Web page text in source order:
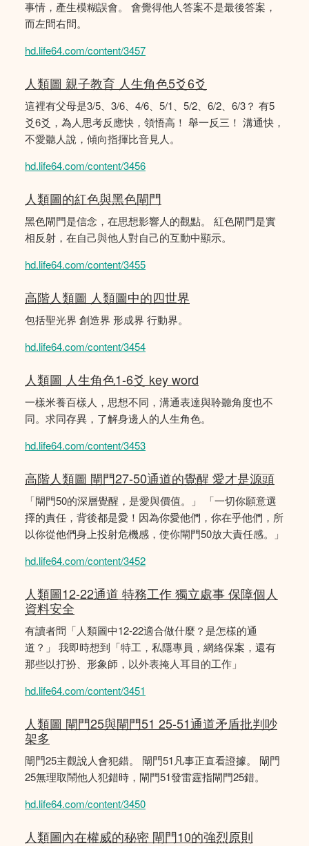
事情，產生模糊誤會。 會覺得他人答案不是最後答案，
而左問右問。
hd.life64.com/content/3457
人類圖 親子教育 人生角色5爻6爻
這裡有父母是3/5、3/6、4/6、5/1、5/2、6/2、6/3？ 有5
爻6爻，為人思考反應快，領悟高！ 舉一反三！ 溝通快，
不愛聽人說，傾向指揮比音見人。
hd.life64.com/content/3456
人類圖的紅色與黑色閘門
黑色閘門是信念，在思想影響人的觀點。 紅色閘門是實
相反射，在自己與他人對自己的互動中顯示。
hd.life64.com/content/3455
高階人類圖 人類圖中的四世界
包括聖光界 創造界 形成界 行動界。
hd.life64.com/content/3454
人類圖 人生角色1-6爻 key word
一樣米養百樣人，思想不同，溝通表達與聆聽角度也不
同。求同存異，了解身邊人的人生角色。
hd.life64.com/content/3453
高階人類圖 閘門27-50通道的覺醒 愛才是源頭
「閘門50的深層覺醒，是愛與價值。」 「一切你願意選
擇的責任，背後都是愛！因為你愛他們，你在乎他們，所
以你從他們身上投射危機感，使你閘門50放大責任感。」
hd.life64.com/content/3452
人類圖12-22通道 特務工作 獨立處事 保障個人
資料安全
有讀者問「人類圖中12-22適合做什麼？是怎樣的通
道？」 我即時想到「特工，私隱專員，網絡保案，還有
那些以打扮、形象師，以外表掩人耳目的工作」
hd.life64.com/content/3451
人類圖 閘門25與閘門51 25-51通道矛盾批判吵
架多
閘門25主觀說人會犯錯。 閘門51凡事正直看證據。 閘門
25無理取鬧他人犯錯時，閘門51發雷霆指閘門25錯。
hd.life64.com/content/3450
人類圖內在權威的秘密 閘門10的強烈原則